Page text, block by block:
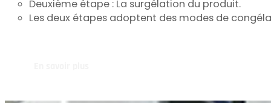
Deuxième étape : La surgélation du produit.
Les deux étapes adoptent des modes de